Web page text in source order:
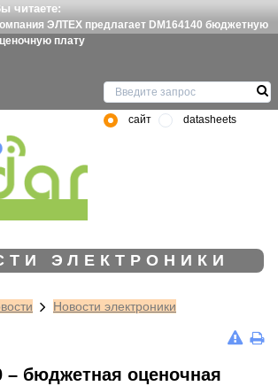
читаете:
ЭЛТЕХ предлагает DM164140 бюджетную
плату
сайт datasheets
ЭЛЕКТРОНИКИ
Новости электроники
– бюджетная оценочная